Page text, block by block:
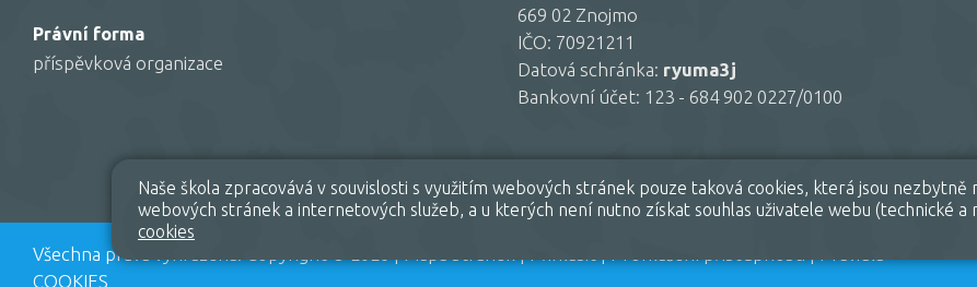
Právní forma
příspěvková organizace
669 02 Znojmo
IČO: 70921211
Datová schránka: ryuma3j
Bankovní účet: 123 - 684 902 0227/0100
Všechna práva vyhrazena. Copyright © 2026 |
COOKIES
Naše škola zpracovává v souvislosti s využitím webových stránek pouze taková cookies, která jsou
webových stránek a internetových služeb, a u kterých není nutno získat souhlas uživatele webu (technické a
cookies